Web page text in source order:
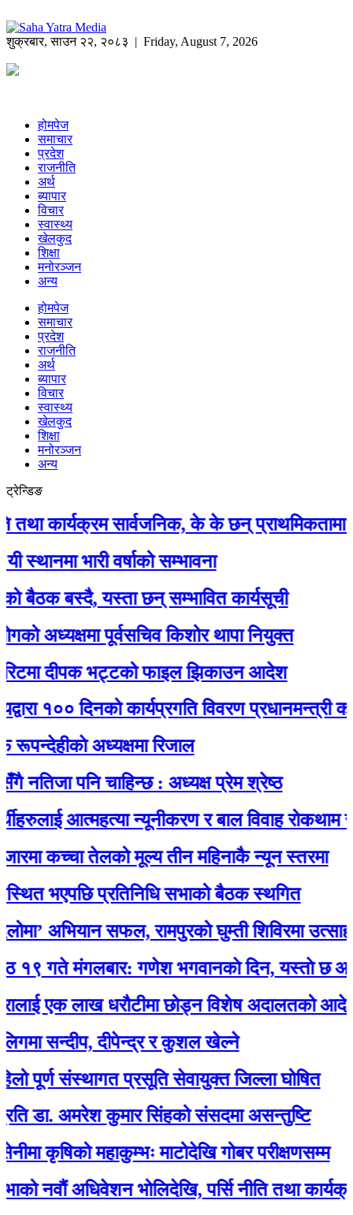
शुक्रबार,साउन २२, २०८३ | Friday, August 7, 2026
होमपेज
समाचार
प्रदेश
राजनीति
अर्थ
ब्यापार
विचार
स्वास्थ्य
खेलकुद
शिक्षा
मनोरञ्जन
अन्य
होमपेज
समाचार
प्रदेश
राजनीति
अर्थ
ब्यापार
विचार
स्वास्थ्य
खेलकुद
शिक्षा
मनोरञ्जन
अन्य
ट्रेन्डिङ
सार्वजनिक, के के छन् प्राथमिकतामा ?
भारी वर्षाको सम्भावना
बस्दै, यस्ता छन् सम्भावित कार्यसूची
पूर्वसचिव किशोर थापा नियुक्त
दीपक भट्टको फाइल झिकाउन आदेश
१०० दिनको कार्यप्रगति विवरण प्रधानमन्त्री
अध्यक्षमा रिजाल
पनि चाहिन्छ : अध्यक्ष प्रेम श्रेष्ठ
आत्महत्या न्यूनीकरण र बाल विवाह रोकथाम
कच्चा तेलको मूल्य तीन महिनाकै न्यून स्तरमा
प्रतिनिधि सभाको बैठक स्थगित
सफल, रामपुरको घुम्ती शिविरमा उत्साहजनक
मंगलबार: गणेश भगवानकाे दिन, यस्ताे छ आजको
एक लाख धरौटीमा छोड्न विशेष अदालतको आदेश
सन्दीप, दीपेन्द्र र कुशल खेल्ने
संस्थागत प्रसूति सेवायुक्त जिल्ला घोषित
अमरेश कुमार सिंहको संसदमा असन्तुष्टि
महाकुम्भः माटोदेखि गोबर परीक्षणसम्म
अधिवेशन भोलिदेखि, पर्सि नीति तथा कार्यक्रम